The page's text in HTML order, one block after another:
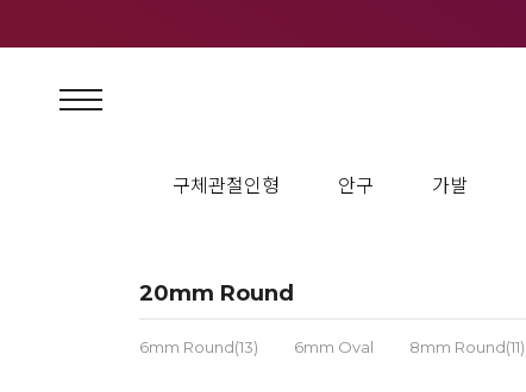
구체관절인형 안구 가발
20mm Round
6mm Round(13) 6mm Oval 8mm Round(11)